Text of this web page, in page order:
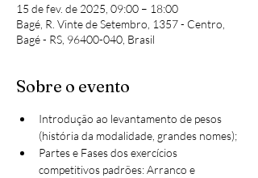
15 de fev. de 2025, 09:00 – 18:00
Bagé, R. Vinte de Setembro, 1357 - Centro,
Bagé - RS, 96400-040, Brasil
Sobre o evento
Introdução ao levantamento de pesos
(história da modalidade, grandes nomes);
Partes e Fases dos exercícios
competitivos padrões: Arranco e